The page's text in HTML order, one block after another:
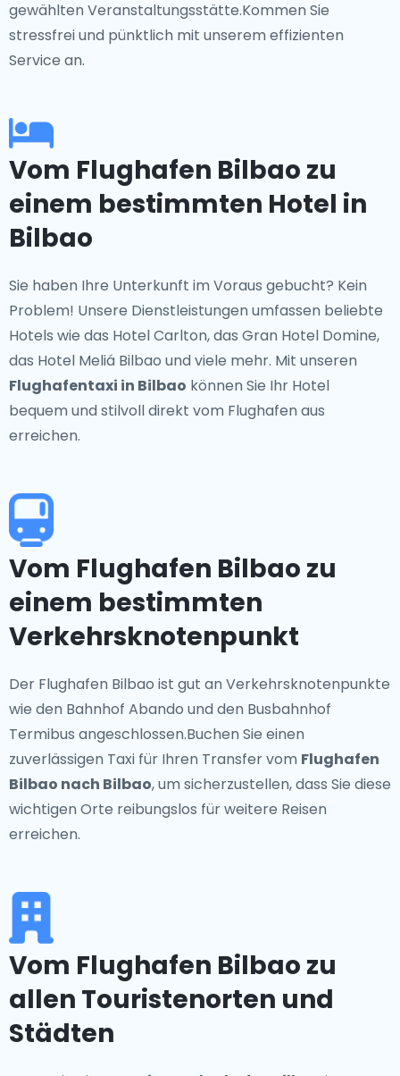
gewählten Veranstaltungsstätte.Kommen Sie
stressfrei und pünktlich mit unserem effizienten
Service an.
Vom Flughafen Bilbao zu
einem bestimmten Hotel in
Bilbao
Sie haben Ihre Unterkunft im Voraus gebucht? Kein
Problem! Unsere Dienstleistungen umfassen beliebte
Hotels wie das Hotel Carlton, das Gran Hotel Domine,
das Hotel Meliá Bilbao und viele mehr. Mit unseren
Flughafentaxi in Bilbao können Sie Ihr Hotel
bequem und stilvoll direkt vom Flughafen aus
erreichen.
Vom Flughafen Bilbao zu
einem bestimmten
Verkehrsknotenpunkt
Der Flughafen Bilbao ist gut an Verkehrsknotenpunkte
wie den Bahnhof Abando und den Busbahnhof
Termibus angeschlossen.Buchen Sie einen
zuverlässigen Taxi für Ihren Transfer vom Flughafen
Bilbao nach Bilbao, um sicherzustellen, dass Sie diese
wichtigen Orte reibungslos für weitere Reisen
erreichen.
Vom Flughafen Bilbao zu
allen Touristenorten und
Städten